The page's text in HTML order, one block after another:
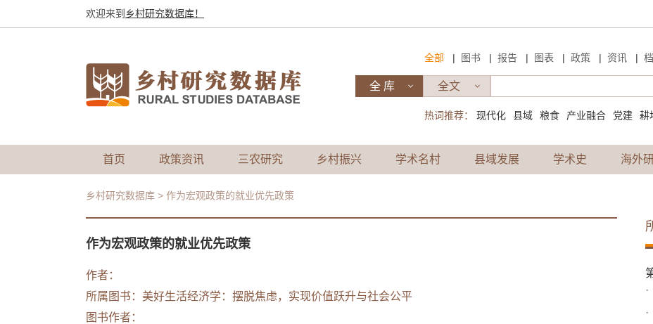
欢迎来到 乡村研究数据库！
全部 | 图书 | 报告 | 图表 | 政策 | 资讯 |
热词推荐： 现代化 县域 粮食 产业融合 党建 耕
首页 政策资讯 三农研究 乡村振兴 学术名村 县域发展 学术史 海外
乡村研究数据库 > 作为宏观政策的就业优先政策
作为宏观政策的就业优先政策
作者：
所属图书： 美好生活经济学：摆脱焦虑，实现价值跃升与社会公平
图书作者：